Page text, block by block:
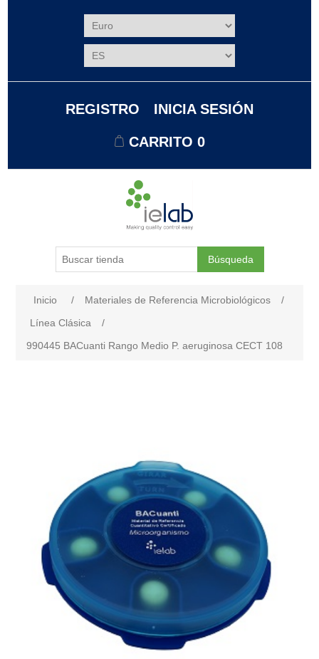
REGISTRO INICIA SESIÓN
CARRITO 0
Búsqueda
Inicio / Materiales de Referencia Microbiológicos
/
Línea Clásica
/
990445 BACuanti Rango Medio P. aeruginosa CECT 108